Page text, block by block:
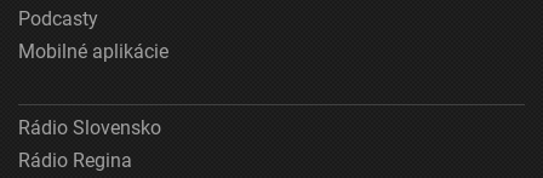
Podcasty
Mobilné aplikácie
Rádio Slovensko
Rádio Regina